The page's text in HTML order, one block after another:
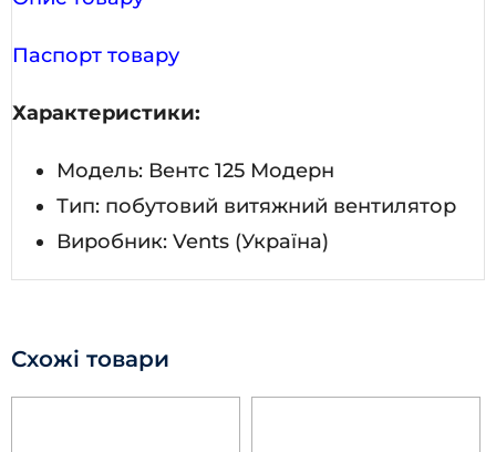
Паспорт товару
Характеристики:
Модель: Вентс 125 Модерн
Тип: побутовий витяжний вентилятор
Виробник: Vents (Україна)
Схожі товари